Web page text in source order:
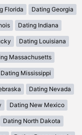
Florida Dating Georgia
Dating Indiana
Dating Louisiana
Massachusetts
Dating Mississippi
Dating Nevada
Dating New Mexico
Dating North Dakota